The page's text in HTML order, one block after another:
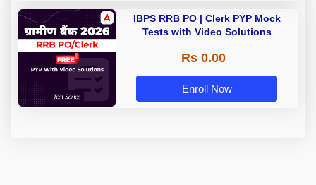
IBPS RRB PO | Clerk PYP Mock
Tests with Video Solutions
Rs 0.00
Enroll Now